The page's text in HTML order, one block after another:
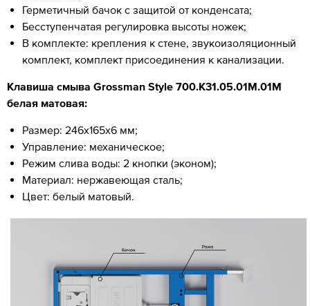
Герметичный бачок с защитой от конденсата;
Бесступенчатая регулировка высоты ножек;
В комплекте: крепления к стене, звукоизоляционный
комплект, комплект присоединения к канализации.
Клавиша смыва Grossman Style 700.K31.05.01M.01M
белая матовая:
Размер: 246х165х6 мм;
Управление: механическое;
Режим слива воды: 2 кнопки (эконом);
Материал: нержавеющая сталь;
Цвет: белый матовый.